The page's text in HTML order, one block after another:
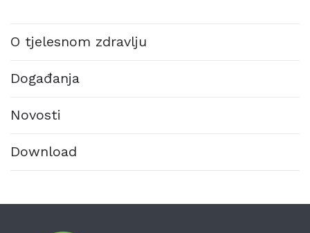
O tjelesnom zdravlju
Događanja
Novosti
Download